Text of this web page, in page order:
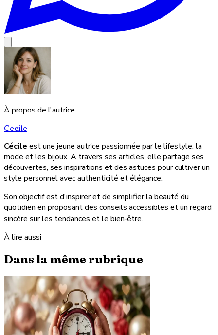
À propos de l'autrice
Cecile
Cécile est une jeune autrice passionnée par le lifestyle, la
mode et les bijoux. À travers ses articles, elle partage ses
découvertes, ses inspirations et des astuces pour cultiver un
style personnel avec authenticité et élégance.
Son objectif est d'inspirer et de simplifier la beauté du
quotidien en proposant des conseils accessibles et un regard
sincère sur les tendances et le bien‑être.
À lire aussi
Dans la même rubrique